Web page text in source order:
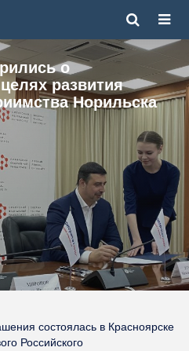
о
развития
Норильска
состоялась в Красноярске
Российского